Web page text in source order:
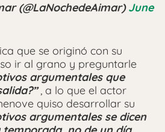
(@LaNochedeAimar)June
que se originó con su
ir al grano y preguntarle
argumentales que
, a lo que el actor
quiso desarrollar su
argumentales se dicen